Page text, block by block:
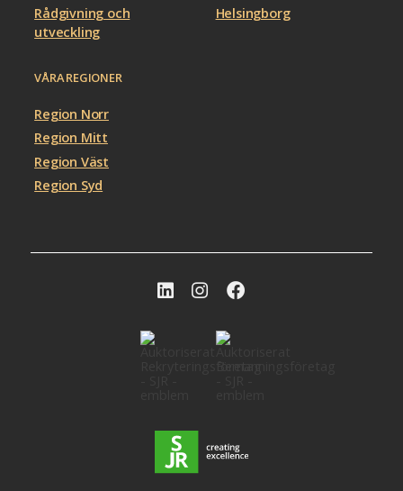
Rådgivning och
utveckling
Helsingborg
VÅRA REGIONER
Region Norr
Region Mitt
Region Väst
Region Syd